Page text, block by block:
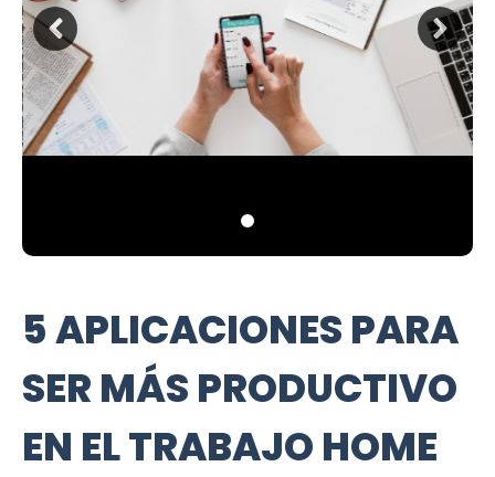
5 APLICACIONES PARA
SER MÁS PRODUCTIVO
EN EL TRABAJO HOME